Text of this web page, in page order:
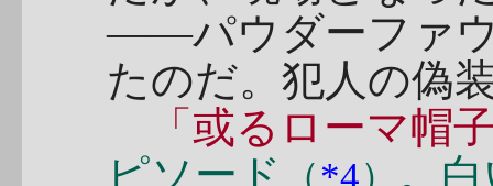
――パウダーファ
たのだ。犯人の偽
「或るローマ帽
ピソード
（*4） 。